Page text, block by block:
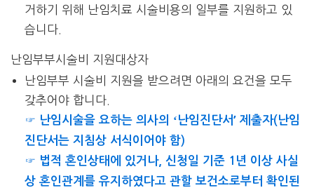
거하기 위해 난임치료 시술비용의 일부를 지원하고 있
습니다.
난임부부시술비 지원대상자
난임부부 시술비 지원을 받으려면 아래의 요건을 모두
갖추어야 합니다.
☞ 난임시술을 요하는 의사의 ʻ난임진단서ʼ 제출자(난임
진단서는 지침상 서식이어야 함)
☞ 법적 혼인상태에 있거나, 신청일 기준 1년 이상 사실
상 혼인관계를 유지하였다고 관할 보건소로부터 확인된